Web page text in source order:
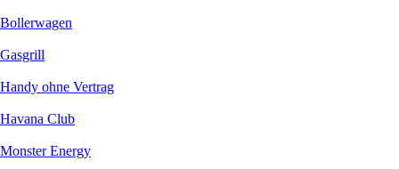
Bollerwagen
Gasgrill
Handy ohne Vertrag
Havana Club
Monster Energy